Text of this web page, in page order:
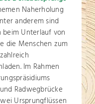
Naherholung
anderem sind
Unterlauf von
die Menschen zum
Im Rahmen
Radwegbrücke
Ursprungflüssen